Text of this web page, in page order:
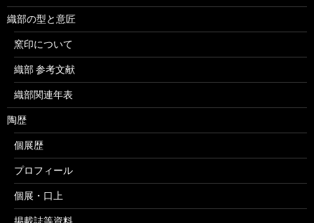
織部の型と意匠
窯印について
織部 参考文献
織部関連年表
陶歴
個展歴
プロフィール
個展・口上
掲載誌等資料